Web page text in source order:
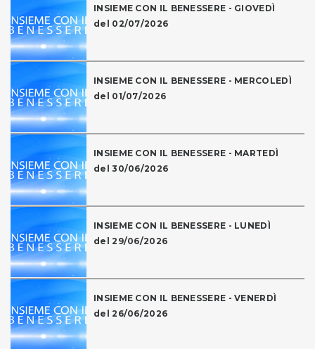
INSIEME CON IL BENESSERE - GIOVEDÌ
del 02/07/2026
INSIEME CON IL BENESSERE - MERCOLEDÌ
del 01/07/2026
INSIEME CON IL BENESSERE - MARTEDÌ
del 30/06/2026
INSIEME CON IL BENESSERE - LUNEDÌ
del 29/06/2026
INSIEME CON IL BENESSERE - VENERDÌ
del 26/06/2026